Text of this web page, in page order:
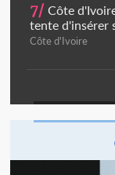
7/ Côte
tente d'insérer
Côte d'Ivoire